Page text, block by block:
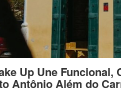
Up Une Funcional,
Antônio Além do